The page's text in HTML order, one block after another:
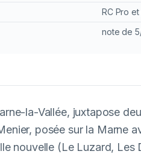
RC Pro
note de
la-Vallée, juxtapose
posée sur la Marne
nouvelle (Le Luzard, Les